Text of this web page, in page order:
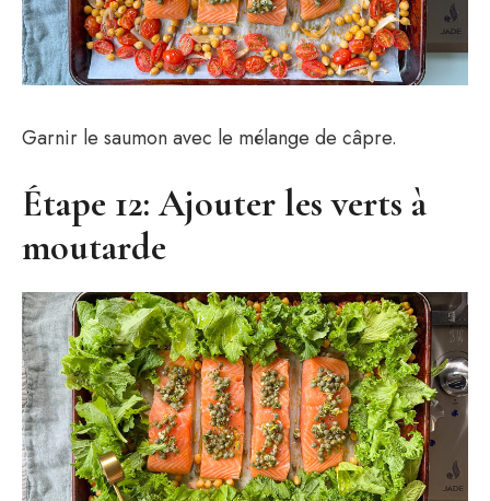
Garnir le saumon avec le mélange de câpre.
Étape 12: Ajouter les verts à
moutarde